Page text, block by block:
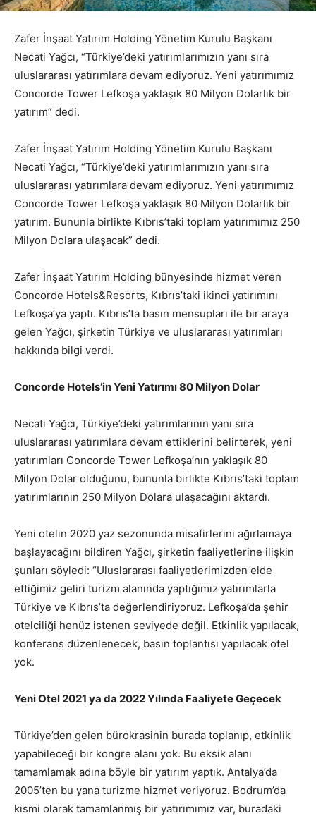
Zafer İnşaat Yatırım Holding Yönetim Kurulu Başkanı
Necati Yağcı, “Türkiye’deki yatırımlarımızın yanı sıra
uluslararası yatırımlara devam ediyoruz. Yeni yatırımımız
Concorde Tower Lefkoşa yaklaşık 80 Milyon Dolarlık bir
yatırım” dedi.
Zafer İnşaat Yatırım Holding Yönetim Kurulu Başkanı
Necati Yağcı, “Türkiye’deki yatırımlarımızın yanı sıra
uluslararası yatırımlara devam ediyoruz. Yeni yatırımımız
Concorde Tower Lefkoşa yaklaşık 80 Milyon Dolarlık bir
yatırım. Bununla birlikte Kıbrıs’taki toplam yatırımımız 250
Milyon Dolara ulaşacak” dedi.
Zafer İnşaat Yatırım Holding bünyesinde hizmet veren
Concorde Hotels&Resorts, Kıbrıs’taki ikinci yatırımını
Lefkoşa’ya yaptı. Kıbrıs’ta basın mensupları ile bir araya
gelen Yağcı, şirketin Türkiye ve uluslararası yatırımları
hakkında bilgi verdi.
Concorde Hotels’in Yeni Yatırımı 80 Milyon Dolar
Necati Yağcı, Türkiye’deki yatırımlarının yanı sıra
uluslararası yatırımlara devam ettiklerini belirterek, yeni
yatırımları Concorde Tower Lefkoşa’nın yaklaşık 80
Milyon Dolar olduğunu, bununla birlikte Kıbrıs’taki toplam
yatırımlarının 250 Milyon Dolara ulaşacağını aktardı.
Yeni otelin 2020 yaz sezonunda misafirlerini ağırlamaya
başlayacağını bildiren Yağcı, şirketin faaliyetlerine ilişkin
şunları söyledi: “Uluslararası faaliyetlerimizden elde
ettiğimiz geliri turizm alanında yaptığımız yatırımlarla
Türkiye ve Kıbrıs’ta değerlendiriyoruz. Lefkoşa’da şehir
otelciliği henüz istenen seviyede değil. Etkinlik yapılacak,
konferans düzenlenecek, basın toplantısı yapılacak otel
yok.
Yeni Otel 2021 ya da 2022 Yılında Faaliyete Geçecek
Türkiye’den gelen bürokrasinin burada toplanıp, etkinlik
yapabileceği bir kongre alanı yok. Bu eksik alanı
tamamlamak adına böyle bir yatırım yaptık. Antalya’da
2005’ten bu yana turizme hizmet veriyoruz. Bodrum’da
kısmi olarak tamamlanmış bir yatırımımız var, buradaki